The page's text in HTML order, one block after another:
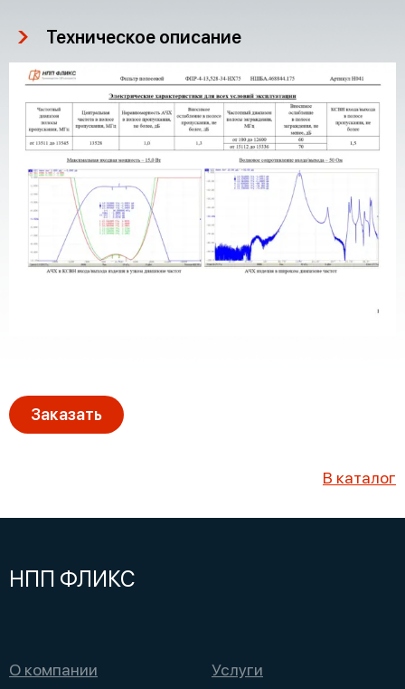
Техническое описание
Заказать
В каталог
НПП ФЛИКС
О компании Услуги